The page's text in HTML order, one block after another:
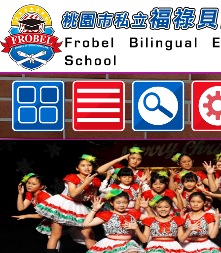
歡迎參觀：桃園市私立福祿貝爾雙